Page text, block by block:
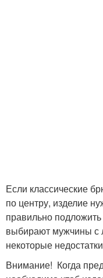
Если классические
по центру, изделие
правильно
выбирают мужчины с
некоторые
Внимание! Когда